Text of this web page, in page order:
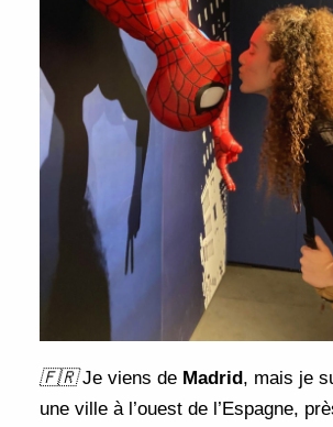
🇫🇷Je viens de Madrid, mais je
une ville à l’ouest de l’Espagne,